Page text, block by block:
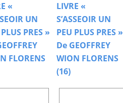
«
UN
PRES »
FLORENS
LIVRE «
S’ASSEOIR UN
PEU PLUS PRES »
De GEOFFREY
WION FLORENS
(16)